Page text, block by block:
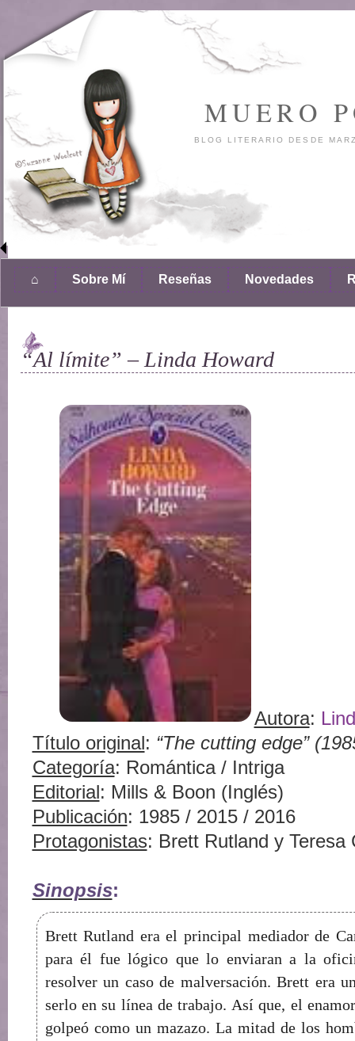
MUERO
BLOG LITERARIO DESDE
⌂ Sobre Mí Reseñas Novedades
“Al límite” – Linda Howard
Autora:
Título original: “The cutting edge”
Categoría: Romántica / Intriga
Editorial: Mills & Boon (Inglés)
Publicación: 1985 / 2015 / 2016
Protagonistas: Brett Rutland y Teresa
Sinopsis:
Brett Rutland era el principal mediador de
para él fue lógico que lo enviaran a la
resolver un caso de malversación. Brett era
serlo en su línea de trabajo. Así que, el
golpeó como un mazazo. La mitad de los